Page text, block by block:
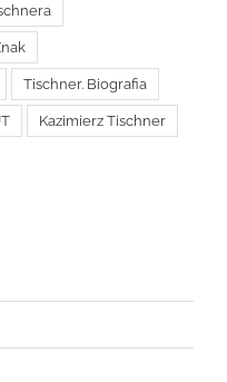
Tischner. Biografia
Kazimierz Tischner